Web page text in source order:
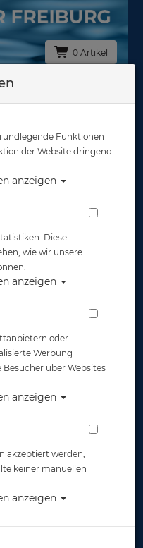
0 Artikel
ohne
cm
Funktionen
der Website dringend
anzeigen
Diese
wie wir unsere
anzeigen
oder
Werbung
Besucher über Websites
anzeigen
akzeptiert werden,
keiner manuellen
anzeigen